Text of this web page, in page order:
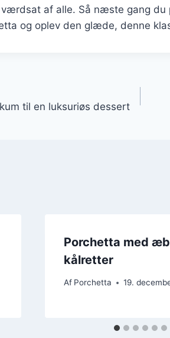
af alle. Så næste gang
og oplev den glæde, denne
til en luksuriøs dessert
Porchetta med
kålretter
Af Porchetta 19.